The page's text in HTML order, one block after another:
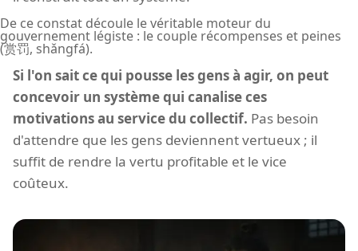
De ce constat découle le véritable moteur du
gouvernement légiste : le couple récompenses et peines
(赏罚, shǎngfá).
Si l'on sait ce qui pousse les gens à agir, on peut
concevoir un système qui canalise ces
motivations au service du collectif. Pas besoin
d'attendre que les gens deviennent vertueux ; il
suffit de rendre la vertu profitable et le vice
coûteux.